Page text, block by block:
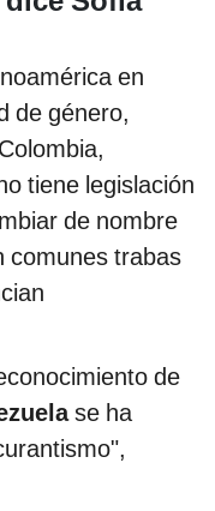
en
de género,
tiene legislación
de nombre
comunes trabas
de
se ha